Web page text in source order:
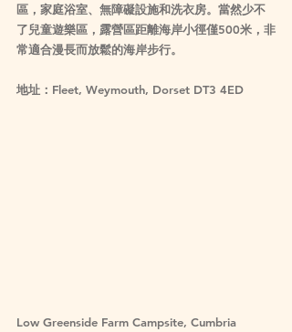
區，家庭浴室、無障礙設施和洗衣房。當然少不
了兒童遊樂區，露營區距離海岸小徑僅500米，非
常適合漫長而放鬆的海岸步行。
地址：Fleet, Weymouth, Dorset DT3 4ED
Low Greenside Farm Campsite, Cumbria